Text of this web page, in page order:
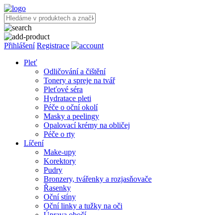
Přihlášení Registrace
Pleť
Odličování a čištění
Tonery a spreje na tvář
Pleťové séra
Hydratace pleti
Péče o oční okolí
Masky a peelingy
Opalovací krémy na obličej
Péče o rty
Líčení
Make-upy
Korektory
Pudry
Bronzery, tvářenky a rozjasňovače
Řasenky
Oční stíny
Oční linky a tužky na oči